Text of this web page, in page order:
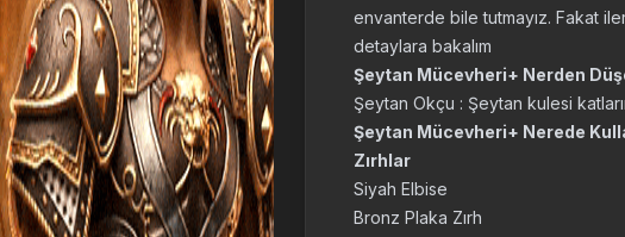
envanterde bile tutmayız. Fakat
detaylara bakalım
Şeytan Mücevheri+ Nerden
Şeytan Okçu : Şeytan kulesi
Şeytan Mücevheri+ Nerede
Zırhlar
Siyah Elbise
Bronz Plaka Zırh